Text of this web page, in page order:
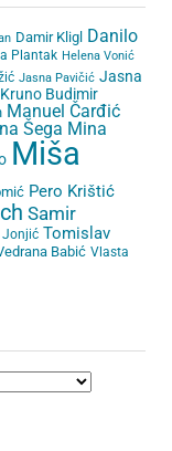
Damir Kligl Danilo
Plantak Helena Vonić
Jasna Pavičić Jasna
Kruno Budimir
Manuel Čarđić
Šega Mina
Miša
Pero Krištić
Samir
Jonjić Tomislav
Babić Vlasta